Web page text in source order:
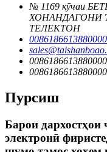
№ 1169 кӯчаи
ХОНАНДАГОНИ
ТЕЛЕКТОН
0086186613880000
0086186613880000
0086186613880000
Пурсиш
Барои дархостҳои
электронӣ